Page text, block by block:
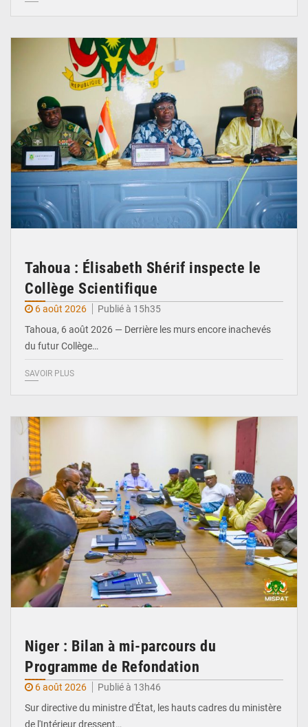
Tahoua : Élisabeth Shérif inspecte le
Collège Scientifique
6 août 2026
Publié à 15h35
Tahoua, 6 août 2026 — Derrière les murs encore inachevés
du futur Collège…
SAVOIR PLUS
Niger : Bilan à mi-parcours du
Programme de Refondation
6 août 2026
Publié à 13h46
Sur directive du ministre d'État, les hauts cadres du ministère
de l'Intérieur dressent…